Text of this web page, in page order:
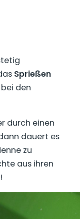
Sprießen
den
durch einen
dauert es
zu
aus ihren
!